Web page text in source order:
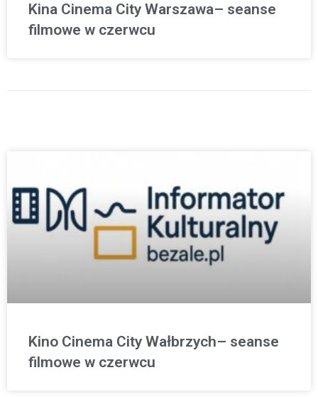
Kina Cinema City Warszawa– seanse
filmowe w czerwcu
Kino Cinema City Wałbrzych– seanse
filmowe w czerwcu